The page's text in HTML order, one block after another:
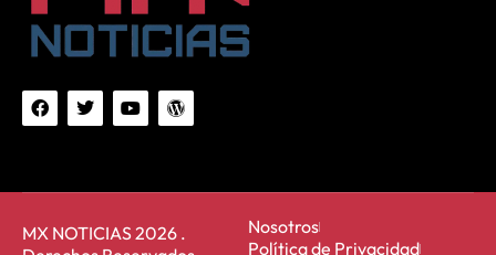
MX NOTICIAS 2026 .
Nosotros
Política de Privacidad